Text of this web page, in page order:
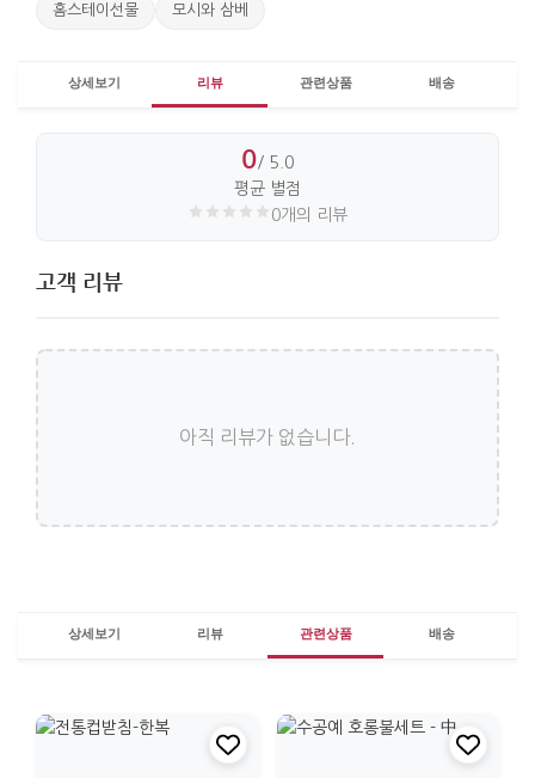
홈스테이선물 모시와 삼베
상세보기 리뷰 관련상품 배송
0/ 5.0
평균 별점
0개의 리뷰
고객 리뷰
아직 리뷰가 없습니다.
상세보기 리뷰 관련상품 배송